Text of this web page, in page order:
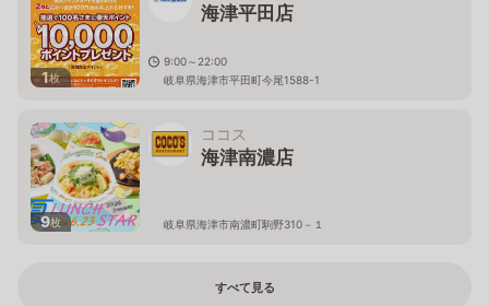
1枚
海津平田店
9:00～22:00
岐阜県海津市平田町今尾1588-1
9枚
ココス
海津南濃店
岐阜県海津市南濃町駒野310－１
すべて見る